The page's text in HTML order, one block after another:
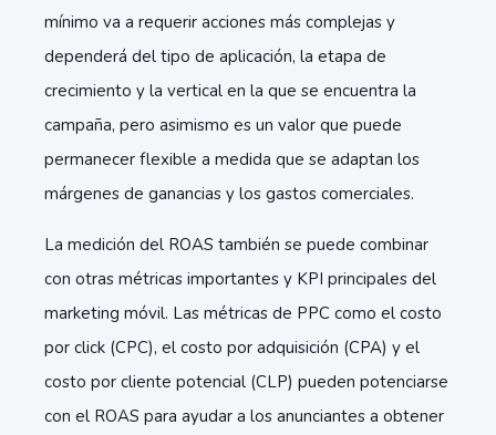
mínimo va a requerir acciones más complejas y
dependerá del tipo de aplicación, la etapa de
crecimiento y la vertical en la que se encuentra la
campaña, pero asimismo es un valor que puede
permanecer flexible a medida que se adaptan los
márgenes de ganancias y los gastos comerciales.
La medición del ROAS también se puede combinar
con otras métricas importantes y KPI principales del
marketing móvil. Las métricas de PPC como el costo
por click (CPC), el costo por adquisición (CPA) y el
costo por cliente potencial (CLP) pueden potenciarse
con el ROAS para ayudar a los anunciantes a obtener